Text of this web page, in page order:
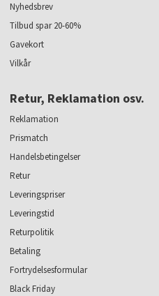
Nyhedsbrev
Tilbud spar 20-60%
Gavekort
Vilkår
Retur, Reklamation osv.
Reklamation
Prismatch
Handelsbetingelser
Retur
Leveringspriser
Leveringstid
Returpolitik
Betaling
Fortrydelsesformular
Black Friday